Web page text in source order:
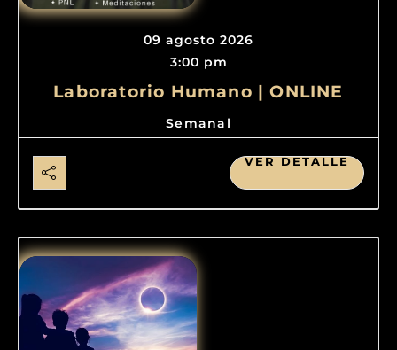
09 agosto 2026
3:00 pm
Laboratorio Humano | ONLINE
Semanal
VER DETALLE